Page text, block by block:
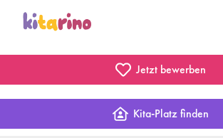
Jetzt bewerben
Kita-Platz finden